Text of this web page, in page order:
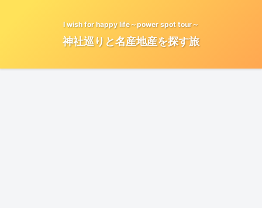
I wish for happy life～power spot tour～
神社巡りと名産地産を探す旅